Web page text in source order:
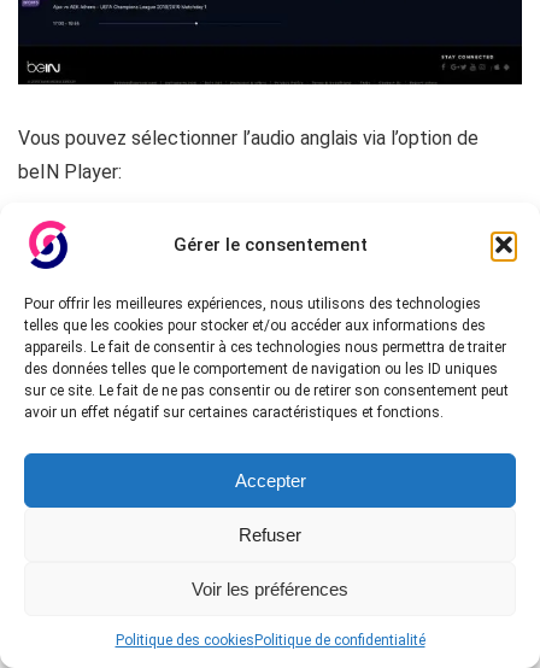
Gérer le consentement
Pour offrir les meilleures expériences, nous utilisons des technologies
telles que les cookies pour stocker et/ou accéder aux informations des
appareils. Le fait de consentir à ces technologies nous permettra de traiter
des données telles que le comportement de navigation ou les ID uniques
sur ce site. Le fait de ne pas consentir ou de retirer son consentement peut
avoir un effet négatif sur certaines caractéristiques et fonctions.
Accepter
Refuser
Voir les préférences
Politique des cookies Politique de confidentialité
Vous pouvez sélectionner l’audio anglais via l’option de
beIN Player: